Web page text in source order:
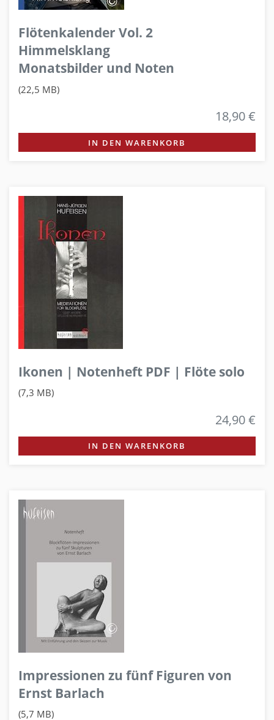
Flötenkalender Vol. 2
Himmelsklang
Monatsbilder und Noten
(22,5 MB)
18,90 €
IN DEN WARENKORB
Ikonen | Notenheft PDF | Flöte solo
(7,3 MB)
24,90 €
IN DEN WARENKORB
Impressionen zu fünf Figuren von
Ernst Barlach
(5,7 MB)